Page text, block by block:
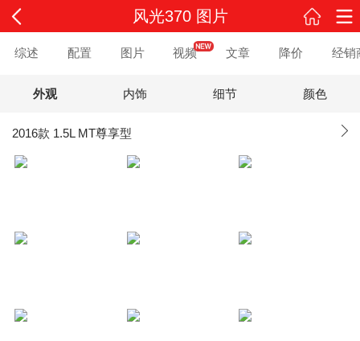
风光370 图片
综述 配置 图片 视频 文章 降价 经销
外观 内饰 细节 颜色
2016款 1.5L MT尊享型